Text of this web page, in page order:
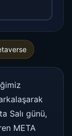
Salı günü,
META